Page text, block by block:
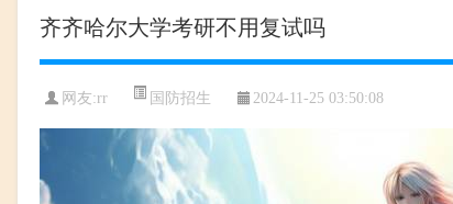
齐齐哈尔大学考研不用复试吗
网友:rr 国防招生 2024-11-25 03:50:08